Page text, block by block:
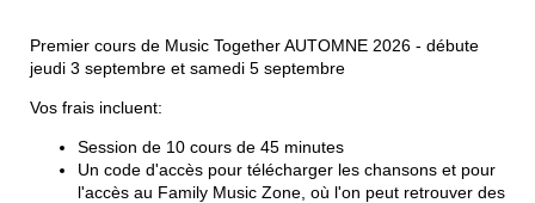
Premier cours de Music Together AUTOMNE 2026 - débute
jeudi 3 septembre et samedi 5 septembre
Vos frais incluent:
Session de 10 cours de 45 minutes
Un code d'accès pour télécharger les chansons et pour
l'accès au Family Music Zone, où l'on peut retrouver des